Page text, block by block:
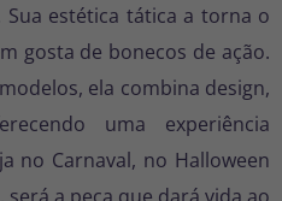
estética tática a torna o
gosta de bonecos de ação.
ela combina design,
uma experiência
no Carnaval, no Halloween